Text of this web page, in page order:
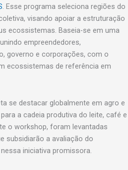
. Esse programa seleciona regiões do
visando apoiar a estruturação
ecossistemas. Baseia-se em uma
empreendedores,
governo e corporações, com o
ecossistemas de referência em
se destacar globalmente em agro e
a cadeia produtiva do leite, café e
o workshop, foram levantadas
subsidiarão a avaliação do
nessa iniciativa promissora.